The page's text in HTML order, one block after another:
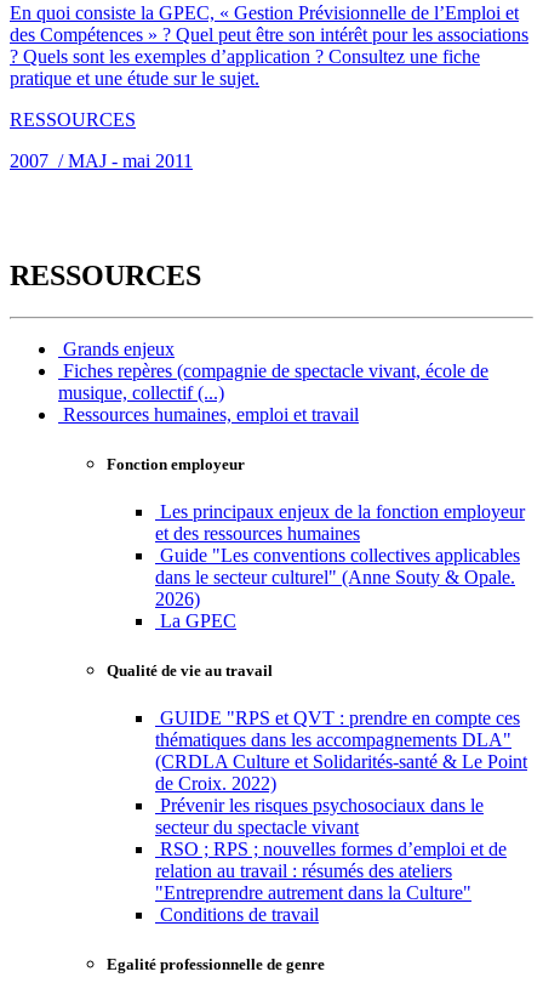
En quoi consiste la GPEC, « Gestion Prévisionnelle de l’Emploi et
des Compétences » ? Quel peut être son intérêt pour les associations
? Quels sont les exemples d’application ? Consultez une fiche
pratique et une étude sur le sujet.
RESSOURCES
2007 / MAJ - mai 2011
RESSOURCES
Grands enjeux
Fiches repères (compagnie de spectacle vivant, école de
musique, collectif (...)
Ressources humaines, emploi et travail
Fonction employeur
Les principaux enjeux de la fonction employeur
et des ressources humaines
Guide "Les conventions collectives applicables
dans le secteur culturel" (Anne Souty & Opale.
2026)
La GPEC
Qualité de vie au travail
GUIDE "RPS et QVT : prendre en compte ces
thématiques dans les accompagnements DLA"
(CRDLA Culture et Solidarités-santé & Le Point
de Croix. 2022)
Prévenir les risques psychosociaux dans le
secteur du spectacle vivant
RSO ; RPS ; nouvelles formes d’emploi et de
relation au travail : résumés des ateliers
"Entreprendre autrement dans la Culture"
Conditions de travail
Egalité professionnelle de genre